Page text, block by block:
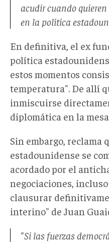
acudir cuando
en la política
En definitiva, el ex
política
estos momentos
temperatura". De allí
inmiscuirse
diplomática en la
Sin embargo, reclama
estadounidense se
acordado por el
negociaciones,
clausurar
interino" de Juan
"Si las fuerzas